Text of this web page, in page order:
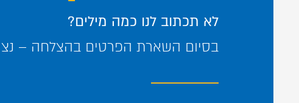
לא תכתוב לנו כמה מילים?
בסיום השארת הפרטים בהצלחה –